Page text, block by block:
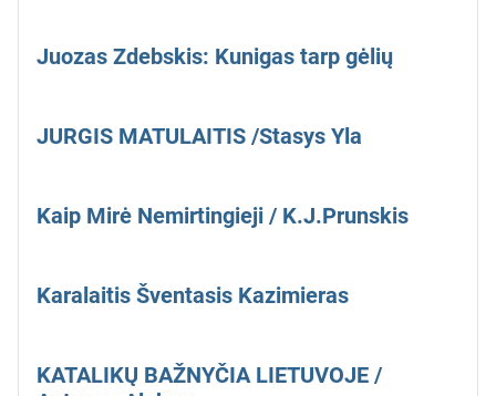
Juozas Zdebskis: Kunigas tarp gėlių
JURGIS MATULAITIS /Stasys Yla
Kaip Mirė Nemirtingieji / K.J.Prunskis
Karalaitis Šventasis Kazimieras
KATALIKŲ BAŽNYČIA LIETUVOJE /